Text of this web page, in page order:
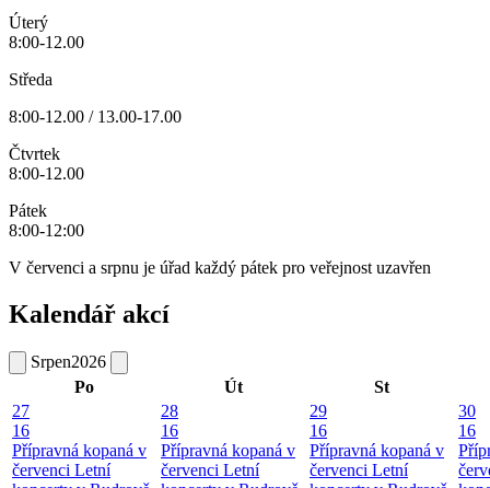
Úterý
8:00-12.00
Středa
8:00-12.00 / 13.00-17.00
Čtvrtek
8:00-12.00
Pátek
8:00-12:00
V červenci a srpnu je úřad každý pátek pro veřejnost uzavřen
Kalendář akcí
Srpen2026
Po
Út
St
27
16
Přípravná kopaná v
červenci Letní
28
16
Přípravná kopaná v
červenci Letní
29
16
Přípravná kopaná v
červenci Letní
30
16